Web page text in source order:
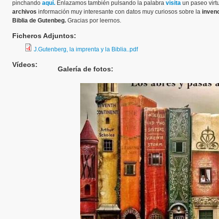
pinchando aquí. Enlazamos también pulsando la palabra visita un paseo
archivos información muy interesante con datos muy curiosos sobre la
Biblia de Gutenbeg. Gracias por leernos.
Ficheros Adjuntos:
J.Gutenberg, la imprenta y la Biblia..pdf
Galería de fotos:
Vídeos: